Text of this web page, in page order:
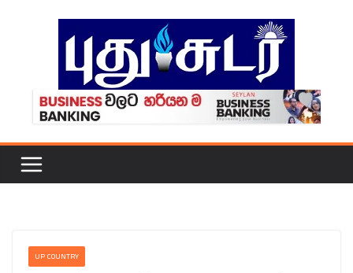
UP COUNTRY